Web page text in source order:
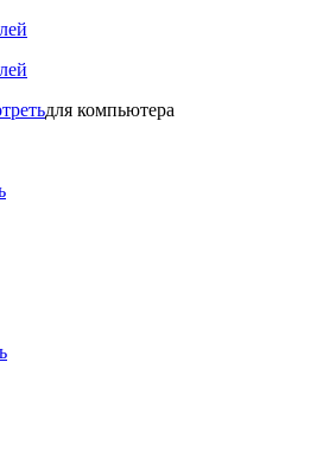
для компьютера